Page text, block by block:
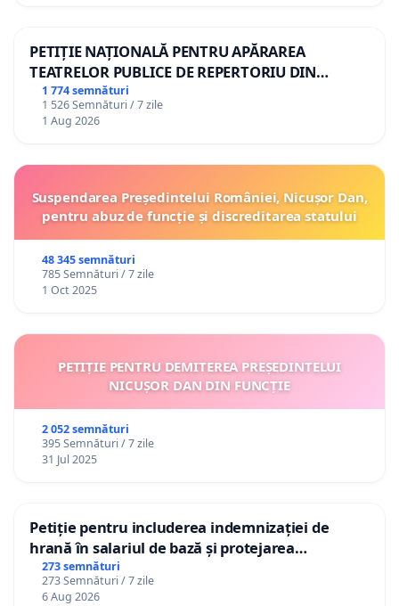
PETIȚIE NAȚIONALĂ PENTRU APĂRAREA
TEATRELOR PUBLICE DE REPERTORIU DIN
ROMÂNIA
1 774 semnături
1 526 Semnături / 7 zile
1 Aug 2026
Suspendarea Președintelui României, Nicușor Dan,
pentru abuz de funcție și discreditarea statului
48 345 semnături
785 Semnături / 7 zile
1 Oct 2025
PETIȚIE PENTRU DEMITEREA PREȘEDINTELUI
NICUȘOR DAN DIN FUNCȚIE
2 052 semnături
395 Semnături / 7 zile
31 Jul 2025
Petiție pentru includerea indemnizației de
hrană în salariul de bază și protejarea
gradațiilor de vechime pentru asistenții
personali
273 semnături
273 Semnături / 7 zile
6 Aug 2026